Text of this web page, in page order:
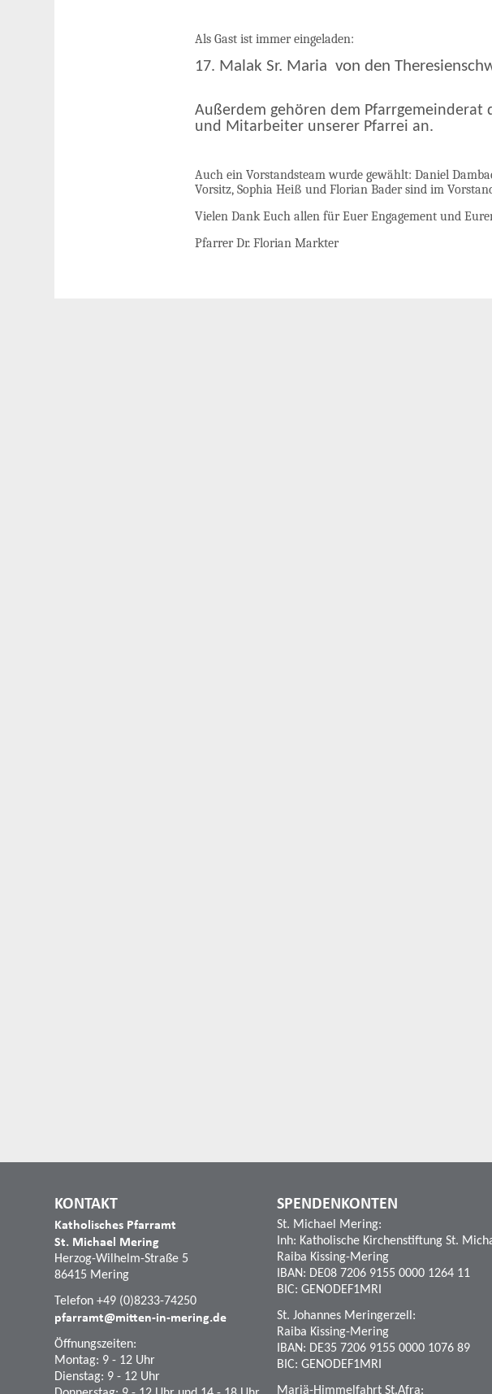
Als Gast ist immer eingeladen:
17. Malak Sr. Maria von den
Außerdem gehören dem
und Mitarbeiter unserer Pfarrei an.
Auch ein Vorstandsteam wurde gewählt: Daniel
Vorsitz, Sophia Heiß und Florian Bader sind im
Vielen Dank Euch allen für Euer Engagement und
Pfarrer Dr. Florian Markter
KONTAKT
Katholisches Pfarramt
St. Michael Mering
Herzog-Wilhelm-Straße 5
86415 Mering
Telefon +49 (0)8233-74250
pfarramt@mitten-in-mering.de
Öffnungszeiten:
Montag: 9 - 12 Uhr
Dienstag: 9 - 12 Uhr
SPENDENKONTEN
St. Michael Mering:
Inh: Katholische Kirchenstiftung St.
Raiba Kissing-Mering
IBAN: DE08 7206 9155 0000 1264 11
BIC: GENODEF1MRI
St. Johannes Meringerzell:
Raiba Kissing-Mering
IBAN: DE35 7206 9155 0000 1076 89
BIC: GENODEF1MRI
Mariä-Himmelfahrt St.Afra: